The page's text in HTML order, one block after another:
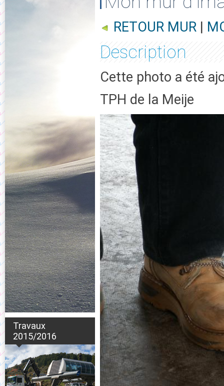
Travaux
2015/2016
RETOUR MUR |
Description
Cette photo a été
TPH de la Meije